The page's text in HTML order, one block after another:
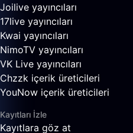
Joilive yayıncıları
17live yayıncıları
Kwai yayıncıları
NimoTV yayıncıları
VK Live yayıncıları
Chzzk içerik üreticileri
YouNow içerik üreticileri
Kayıtları İzle
Kayıtlara göz at